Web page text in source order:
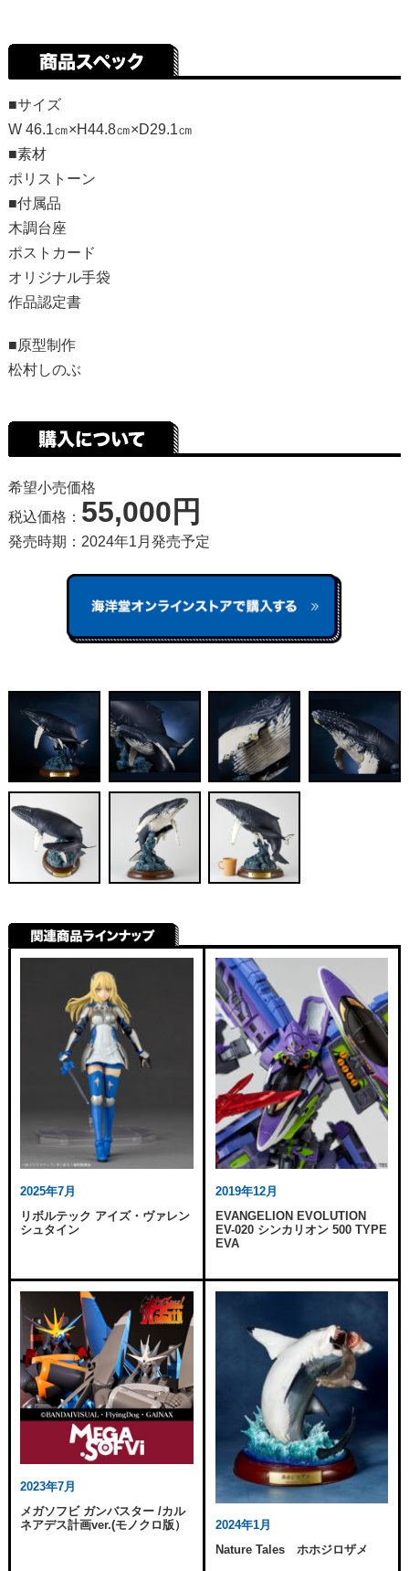
■サイズ
W 46.1㎝×H44.8㎝×D29.1㎝
■素材
ポリストーン
■付属品
木調台座
ポストカード
オリジナル手袋
作品認定書
■原型制作
松村しのぶ
希望小売価格
税込価格： 55,000円
発売時期：2024年1月発売予定
2025年7月
リボルテック アイズ・ヴァレン
シュタイン
2019年12月
EVANGELION EVOLUTION
EV-020 シンカリオン 500 TYPE
EVA
2023年7月
メガソフビ ガンバスター /カル
ネアデス計画ver.(モノクロ版）
2024年1月
Nature Tales ホホジロザメ